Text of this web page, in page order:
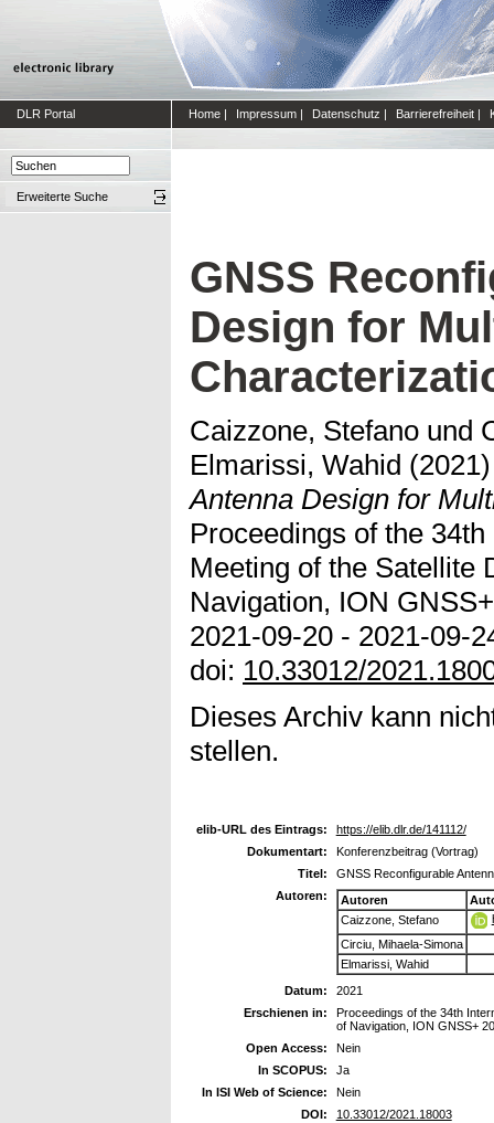
DLR Portal Home | Impressum | Datenschutz | Barrierefreiheit |
Erweiterte Suche
GNSS
Design for
Caizzone, Stefano und
Elmarissi, Wahid
Antenna Design for
Proceedings of the
Meeting of the Satellite
Navigation, ION
2021-09-20 - 2021-09-
doi: 10.33012/
Dieses Archiv kann
stellen.
elib-URL des Eintrags:
https://elib.dlr.de/141112/
Dokumentart:
Konferenzbeitrag (Vortrag)
Titel:
GNSS Reconfigurable
Autoren:
Autoren
Caizzone, Stefano
Circiu, Mihaela-Simona
Elmarissi, Wahid
Datum:
2021
Erschienen in:
Proceedings of the 34th
of Navigation, ION GNSS+
Open Access:
Nein
In SCOPUS:
Ja
In ISI Web of Science:
Nein
DOI:
10.33012/2021.18003